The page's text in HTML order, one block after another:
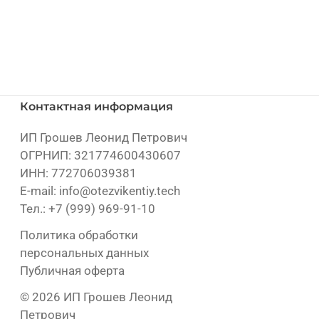
Контактная информация
ИП Грошев Леонид Петрович
ОГРНИП: 321774600430607
ИНН: 772706039381
E-mail: info@otezvikentiy.tech
Тел.: +7 (999) 969-91-10
Политика обработки
персональных данных
Публичная оферта
© 2026 ИП Грошев Леонид
Петрович